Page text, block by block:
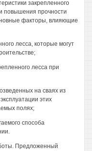
закрепленного
повышения прочности
факторы, влияющие
лесса, которые могут
лесса при
на сваях из
этих
полях;
способа
Предложенный